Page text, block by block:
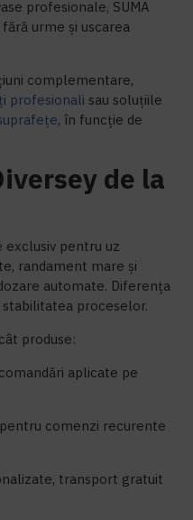
profesionale, SUMA
urme și uscarea
complementare,
profesionali sau soluțiile
, în funcție de
de la
exclusiv pentru uz
randament mare și
automate. Diferența
proceselor.
produse:
aplicate pe
comenzi recurente
transport gratuit